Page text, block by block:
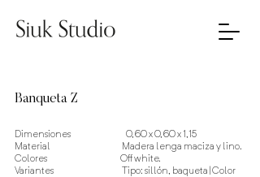
Banqueta Z
Dimensiones 0,60 x 0,60 x 1,15
Material Madera lenga maciza y lino.
Colores Off white.
Variantes Tipo: sillón, baqueta | Color